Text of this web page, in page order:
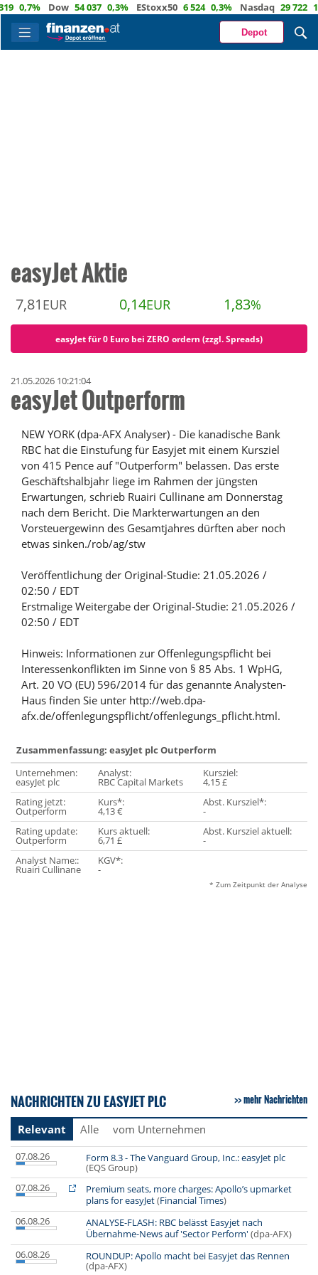
0,7% Dow 54 037 0,3% EStoxx50 6 524 0,3% Nasdaq 29 722 1,2%
Depot
easyJet Aktie
7,81 EUR 0,14EUR 1,83%
easyJet für 0 Euro bei ZERO ordern (zzgl. Spreads)
21.05.2026 10:21:04
easyJet Outperform
NEW YORK (dpa-AFX Analyser) - Die kanadische Bank
RBC hat die Einstufung für Easyjet mit einem Kursziel
von 415 Pence auf "Outperform" belassen. Das erste
Geschäftshalbjahr liege im Rahmen der jüngsten
Erwartungen, schrieb Ruairi Cullinane am Donnerstag
nach dem Bericht. Die Markterwartungen an den
Vorsteuergewinn des Gesamtjahres dürften aber noch
etwas sinken./rob/ag/stw
Veröffentlichung der Original-Studie: 21.05.2026 /
02:50 / EDT
Erstmalige Weitergabe der Original-Studie: 21.05.2026 /
02:50 / EDT
Hinweis: Informationen zur Offenlegungspflicht bei
Interessenkonflikten im Sinne von § 85 Abs. 1 WpHG,
Art. 20 VO (EU) 596/2014 für das genannte Analysten-
Haus finden Sie unter http://web.dpa-
afx.de/offenlegungspflicht/offenlegungs_pflicht.html.
Zusammenfassung: easyJet plc Outperform
Unternehmen:
easyJet plc
Analyst:
RBC Capital Markets
Kursziel:
4,15 £
Rating jetzt:
Outperform
Kurs*:
4,13 €
Abst. Kursziel*:
-
Rating update:
Outperform
Kurs aktuell:
6,71 £
Abst. Kursziel aktuell:
-
Analyst Name::
Ruairi Cullinane
KGV*:
-
* Zum Zeitpunkt der Analyse
NACHRICHTEN ZU EASYJET PLC mehr Nachrichten
Relevant Alle vom Unternehmen
07.08.26 Form 8.3 - The Vanguard Group, Inc.: easyJet plc
(EQS Group)
07.08.26
Premium seats, more charges: Apollo’s upmarket
plans for easyJet(Financial Times)
06.08.26
ANALYSE-FLASH: RBC belässt Easyjet nach
Übernahme-News auf 'Sector Perform' (dpa-AFX)
06.08.26
ROUNDUP: Apollo macht bei Easyjet das Rennen
(dpa-AFX)